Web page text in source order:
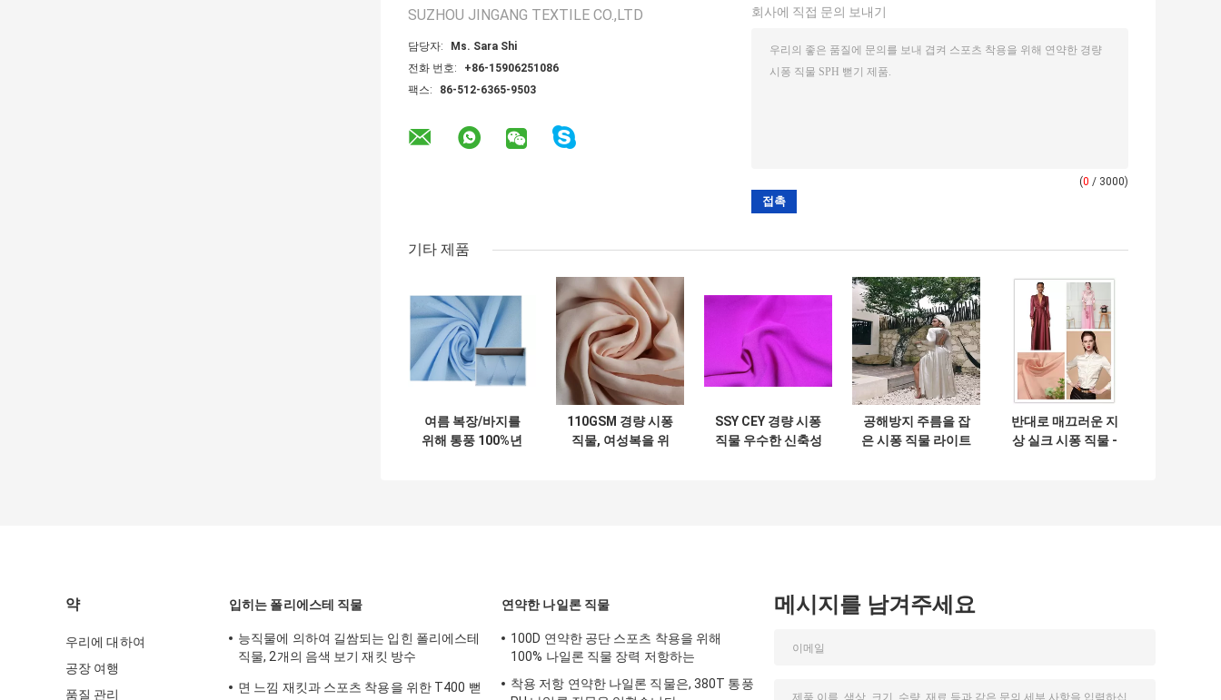
SUZHOU JINGANG TEXTILE CO.,LTD
담당자:
Ms. Sara Shi
전화 번호:
+86-15906251086
팩스:
86-512-6365-9503
회사에 직접 문의 보내기
(0 / 3000)
기타 제품
여름 복장/바지를
위해 통풍 100%년
110GSM 경량 시퐁
직물, 여성복을 위
SSY CEY 경량 시퐁
직물 우수한 신축성
공해방지 주름을 잡
은 시퐁 직물 라이트
반대로 매끄러운 지
상 실크 시퐁 직물 -
약
우리에 대하여
공장 여행
품질 관리
입히는 폴리에스테 직물
능직물에 의하여 길쌈되는 입힌 폴리에스테
직물, 2개의 음색 보기 재킷 방수
면 느낌 재킷과 스포츠 착용을 위한 T400 뻗
연약한 나일론 직물
100D 연약한 공단 스포츠 착용을 위해
100% 나일론 직물 장력 저항하는
착용 저항 연약한 나일론 직물은, 380T 통풍
메시지를 남겨주세요